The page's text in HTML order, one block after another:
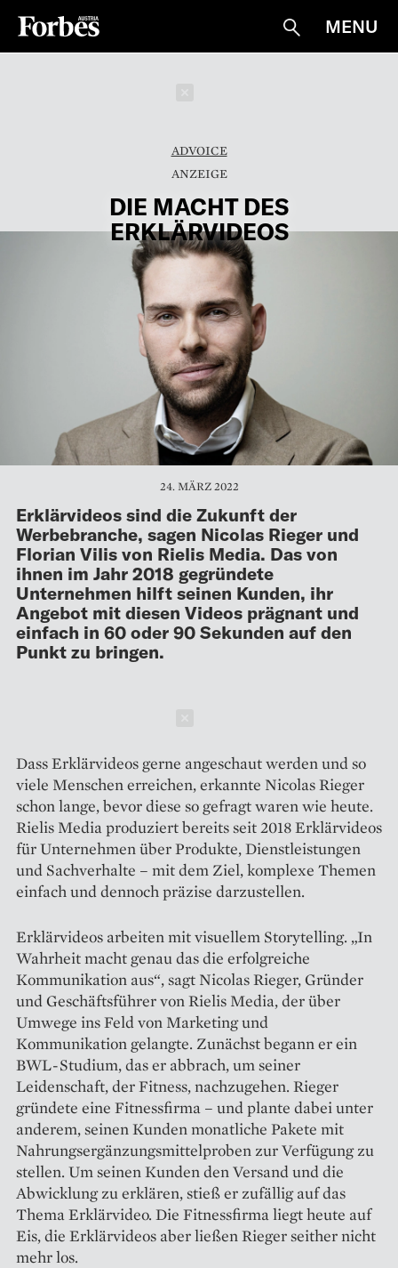
Suche
MENU
ADVOICE
DIE MACHT DES
ERKLÄRVIDEOS
24. MÄRZ 2022
Erklärvideos sind die Zukunft der
Werbebranche, sagen Nicolas Rieger und
Florian Vilis von Rielis Media. Das von
ihnen im Jahr 2018 gegründete
Unternehmen hilft seinen Kunden, ihr
Angebot mit diesen Videos prägnant und
einfach in 60 oder 90 Sekunden auf den
Punkt zu bringen.
Dass Erklärvideos gerne angeschaut werden und so
viele Menschen erreichen, erkannte Nicolas Rieger
schon lange, bevor diese so gefragt waren wie heute.
Rielis Media produziert bereits seit 2018 Erklärvideos
für Unternehmen über Produkte, Dienstleistungen
und Sachverhalte – mit dem Ziel, komplexe Themen
einfach und dennoch präzise darzustellen.
Erklärvideos arbeiten mit visuellem Storytelling. „In
Wahrheit macht genau das die erfolgreiche
Kommunikation aus“, sagt Nicolas Rieger, Gründer
und Geschäftsführer von Rielis Media, der über
Umwege ins Feld von Marketing und
Kommunikation gelangte. Zunächst begann er ein
BWL-Studium, das er abbrach, um seiner
Leidenschaft, der Fitness, nachzugehen. Rieger
gründete eine Fitnessfirma – und plante dabei unter
anderem, seinen Kunden monatliche Pakete mit
Nahrungsergänzungsmittelproben zur Verfügung zu
stellen. Um seinen Kunden den Versand und die
Abwicklung zu erklären, stieß er zufällig auf das
Thema Erklärvideo. Die Fitnessfirma liegt heute auf
Eis, die Erklärvideos aber ließen Rieger seither nicht
mehr los.